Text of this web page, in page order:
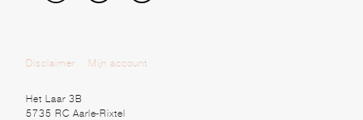
Disclaimer Mijn account
Het Laar 3B
5735 RC Aarle-Rixtel